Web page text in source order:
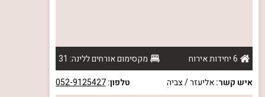
6 יחידות אירוח
מקסימום אורחים ללינה: 31
איש קשר:אליעזר / צביה טלפון:052-9125427